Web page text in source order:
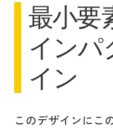
最小要
インパ
イン
このデザインにこ